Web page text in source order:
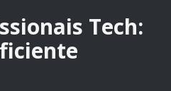
Tech: